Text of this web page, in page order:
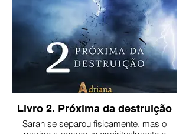
Livro 2. Próxima da destruição
Sarah se separou fisicamente, mas o